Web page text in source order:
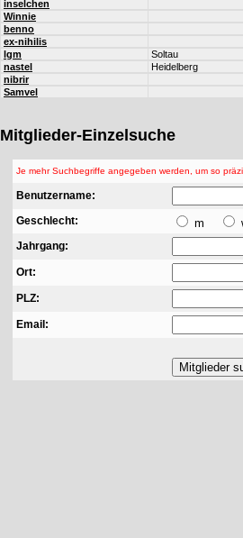
inselchen
Winnie
benno
ex-nihilis
lgm
Soltau
nastel
Heidelberg
nibrir
Samvel
Mitglieder-Einzelsuche
Je mehr Suchbegriffe angegeben werden, um so
Benutzername:
Geschlecht:
m
Jahrgang:
Ort:
PLZ:
Email: